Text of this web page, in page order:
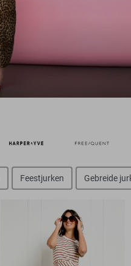
Feestjurken Gebreide